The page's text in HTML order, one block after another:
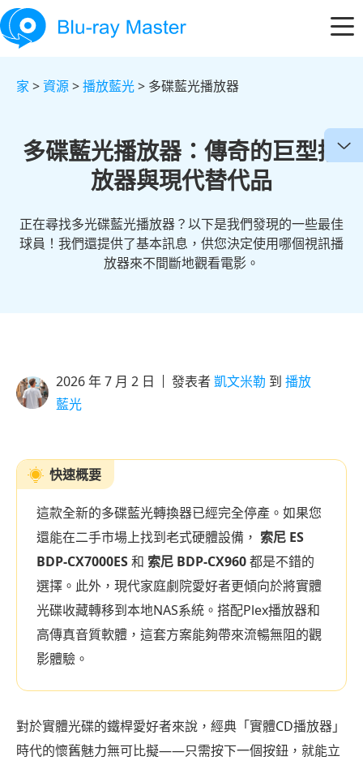
家 >資源>播放藍光> 多碟藍光播放器
多碟藍光播放器：傳奇的巨型播
放器與現代替代品
正在尋找多光碟藍光播放器？以下是我們發現的一些最佳
球員！我們還提供了基本訊息，供您決定使用哪個視訊播
放器來不間斷地觀看電影。
2026 年 7 月 2 日 發表者凱文米勒 到 播放
藍光
快速概要
這款全新的多碟藍光轉換器已經完全停產。如果您
還能在二手市場上找到老式硬體設備， 索尼 ES
BDP-CX7000ES和 索尼 BDP-CX960都是不錯的
選擇。此外，現代家庭劇院愛好者更傾向於將實體
光碟收藏轉移到本地NAS系統。搭配Plex播放器和
高傳真音質軟體，這套方案能夠帶來流暢無阻的觀
影體驗。
對於實體光碟的鐵桿愛好者來說，經典「實體CD播放器」
時代的懷舊魅力無可比擬——只需按下一個按鈕，就能立